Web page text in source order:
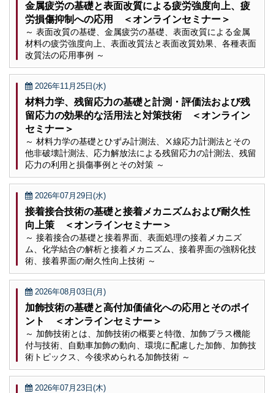
金属疲労の基礎と表面改質による疲労強度向上、疲
労損傷抑制への応用 ＜オンラインセミナー＞
～ 表面改質の基礎、金属疲労の基礎、表面改質による金属
材料の疲労強度向上、表面改質法と表面改質効果、各種表面
改質法の応用事例 ～
2026年11月25日(水)
材料力学、残留応力の基礎と計測・評価法および残
留応力の効果的な活用法と対策技術 ＜オンライン
セミナー＞
～ 材料力学の基礎とひずみ計測法、Ⅹ線応力計測法とその
他非破壊計測法、応力解放法による残留応力の計測法、残留
応力の利用と損傷事例とその対策 ～
2026年07月29日(水)
接着接合技術の基礎と接着メカニズムおよび耐久性
向上策 ＜オンラインセミナー＞
～ 接着接合の基礎と接着界面、表面処理の接着メカニズ
ム、化学結合の解析と接着メカニズム、接着界面の強靱化技
術、接着界面の耐久性向上技術 ～
2026年08月03日(月)
加飾技術の基礎と高付加価値化への応用とそのポイ
ント ＜オンラインセミナー＞
～ 加飾技術とは、加飾技術の概要と特徴、加飾プラス機能
付与技術、自動車加飾の動向、環境に配慮した加飾、加飾技
術トピックス、今後求められる加飾技術 ～
2026年07月23日(木)